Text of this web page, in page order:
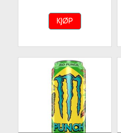
KJØP